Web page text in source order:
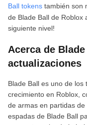
Ball tokens también son
de Blade Ball de Roblox
siguiente nivel!
Acerca de
actualizaciones
Blade Ball es uno de
crecimiento en Roblox,
de armas en partidas
espadas de Blade Ball